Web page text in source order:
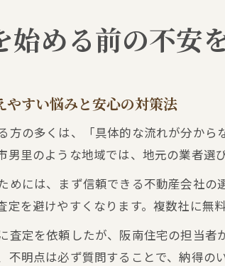
営業電話への対策と
不動産買取の
不動産買取査定
不動産買取の営
査定依頼時に
大阪府泉南市男里
大阪府泉南市
売却前に知る
始める前の不安
すい悩みと安心の対策法
方の多くは、「具体的な流れが分か
男里のような地域では、地元の業者
めには、まず信頼できる不動産会社
定を避けやすくなります。複数社に
査定を依頼したが、阪南住宅の担当
不明点は必ず質問することで、納得の